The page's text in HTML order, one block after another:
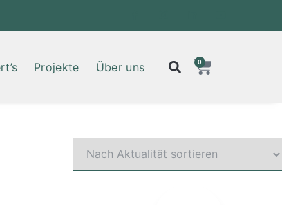
Projekte Über uns 0